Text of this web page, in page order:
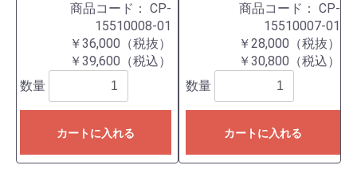
商品コード： CP-
15510008-01
￥36,000（税抜）
￥39,600（税込）
数量
カートに入れる
商品コード： CP-
15510007-01
￥28,000（税抜）
￥30,800（税込）
数量
カートに入れる